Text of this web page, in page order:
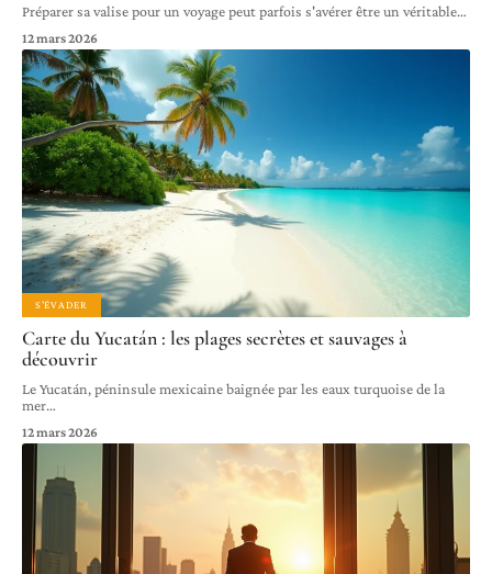
Préparer sa valise pour un voyage peut parfois s'avérer être un véritable…
12 mars 2026
S'ÉVADER
Carte du Yucatán : les plages secrètes et sauvages à
découvrir
Le Yucatán, péninsule mexicaine baignée par les eaux turquoise de la
mer…
12 mars 2026